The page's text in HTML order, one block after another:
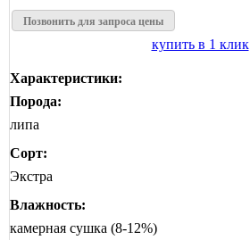
Позвонить для запроса цены
купить в 1 клик
Характеристики:
Порода:
липа
Сорт:
Экстра
Влажность:
камерная сушка (8-12%)